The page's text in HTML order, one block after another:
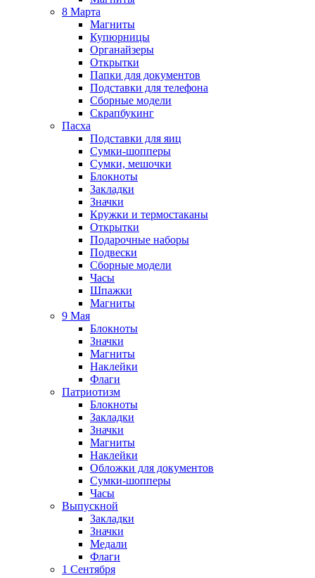
8 Марта
Магниты
Купюрницы
Органайзеры
Открытки
Папки для документов
Подставки для телефона
Сборные модели
Скрапбукинг
Пасха
Подставки для яиц
Сумки-шопперы
Сумки, мешочки
Блокноты
Закладки
Значки
Кружки и термостаканы
Открытки
Подарочные наборы
Подвески
Сборные модели
Часы
Шпажки
Магниты
9 Мая
Блокноты
Значки
Магниты
Наклейки
Флаги
Патриотизм
Блокноты
Закладки
Значки
Магниты
Наклейки
Обложки для документов
Сумки-шопперы
Часы
Выпускной
Закладки
Значки
Медали
Флаги
1 Сентября